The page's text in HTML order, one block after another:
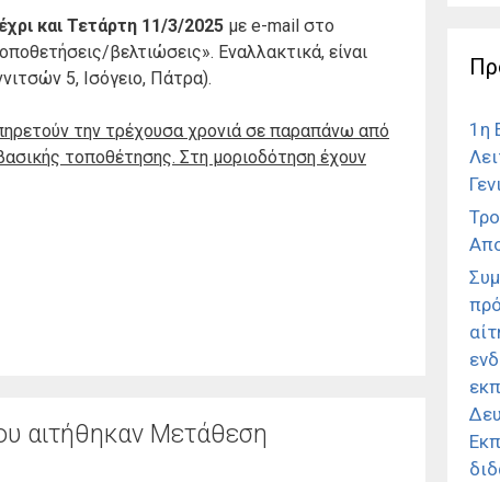
και Τετάρτη 11/3/2025 με e-mail στο
βελτιώσεις». Εναλλακτικά, είναι
5, Ισόγειο, Πάτρα).
την τρέχουσα χρονιά σε παραπάνω από
τοποθέτησης. Στη μοριοδότηση έχουν
αιτήθηκαν Μετάθεση
1η